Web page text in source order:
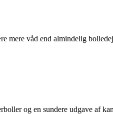
mere våd end almindelig
og en sundere udgave af